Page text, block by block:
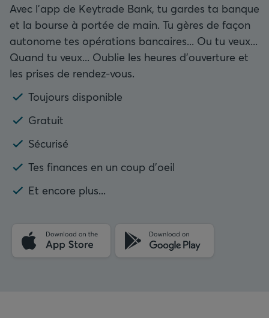
Avec l'app de Keytrade Bank, tu gardes ta banque
et la bourse à portée de main. Tu gères de façon
autonome tes opérations bancaires... Ou tu veux...
Quand tu veux... Oublie les heures d'ouverture et
les prises de rendez-vous.
Toujours disponible
Gratuit
Sécurisé
Tes finances en un coup d'oeil
Et encore plus...